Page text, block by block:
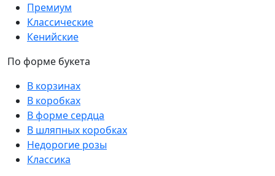
Премиум
Классические
Кенийские
По форме букета
В корзинах
В коробках
В форме сердца
В шляпных коробках
Недорогие розы
Классика